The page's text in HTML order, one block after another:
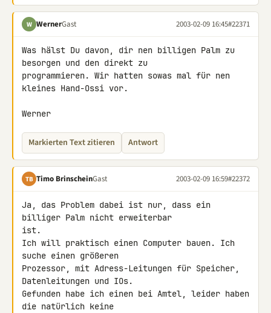
W WernerGast 2003-02-09 16:45#22371
Was hälst Du davon, dir nen billigen Palm zu
besorgen und den direkt zu
programmieren. Wir hatten sowas mal für nen
kleines Hand-Ossi vor.
Werner
Markierten Text zitieren Antwort
TB Timo BrinscheinGast 2003-02-09 16:59#22372
Ja, das Problem dabei ist nur, dass ein
billiger Palm nicht erweiterbar
ist.
Ich will praktisch einen Computer bauen. Ich
suche einen größeren
Prozessor, mit Adress-Leitungen für Speicher,
Datenleitungen und IOs.
Gefunden habe ich einen bei Amtel, leider haben
die natürlich keine